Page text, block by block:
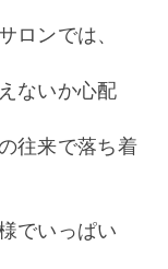
ロンでは、
ないか心配
往来で落ち着
でいっぱい